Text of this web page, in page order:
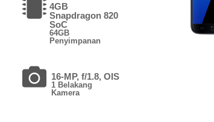
4GB
Snapdragon 820
SoC
64GB
Penyimpanan
16-MP, f/1.8, OIS
1 Belakang
Kamera